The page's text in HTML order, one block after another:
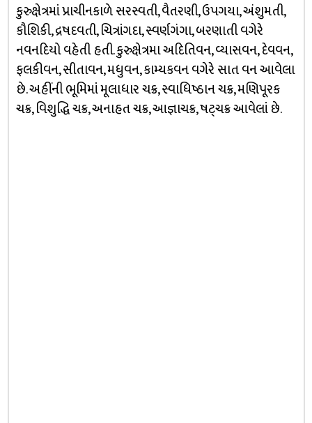
કુરુક્ષેત્રમાં પ્રાચીનકાળે સરસ્વતી, વૈતરણી, ઉપગયા, અંશુમતી,
કૌશિકી, દ્રષદવતી, ચિત્રાંગદા, સ્વર્ણગંગા, બરણાતી વગેરે
નવનદિયો વહેતી હતી. કુરુક્ષેત્રમા અદિતિવન, વ્યાસવન, દેવવન,
ફલકીવન, સીતાવન, મધુવન, કામ્યકવન વગેરે સાત વન આવેલા
છે. અહીંની ભૂમિમાં મૂલાધાર ચક્ર, સ્વાધિષ્ઠાન ચક્ર, મણિપૂરક
ચક્ર, વિશુદ્ધિ ચક્ર, અનાહત ચક્ર, આજ્ઞાચક્ર, ષટ્ચક્ર આવેલાં છે.